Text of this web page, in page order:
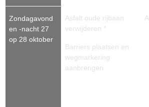
Zondagavond
en -nacht 27
op 28 oktober
Asfalt oude rijbaan
verwijderen *
Barriers plaatsen en
wegmarkering
aanbrengen